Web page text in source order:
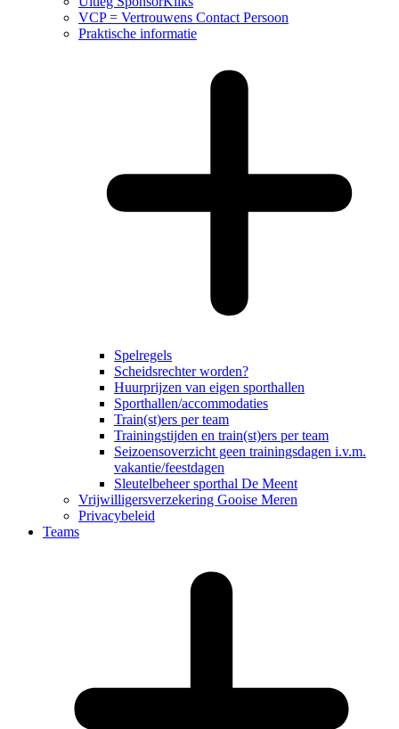
VCP = Vertrouwens Contact Persoon
Praktische informatie
Spelregels
Scheidsrechter worden?
Huurprijzen van eigen sporthallen
Sporthallen/accommodaties
Train(st)ers per team
Trainingstijden en train(st)ers per team
Seizoensoverzicht geen trainingsdagen i.v.m.
vakantie/feestdagen
Sleutelbeheer sporthal De Meent
Vrijwilligersverzekering Gooise Meren
Privacybeleid
Teams